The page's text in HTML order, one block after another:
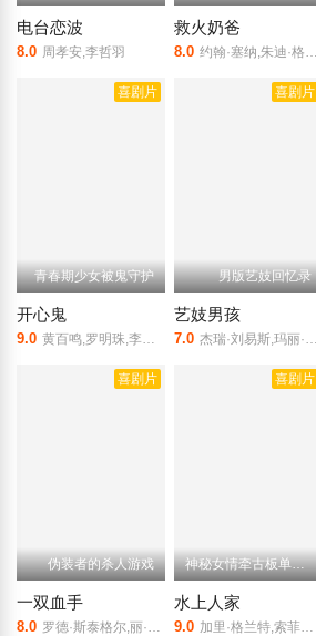
电台恋波
8.0 周孝安,李哲羽
救火奶爸
8.0 约翰·塞纳,朱迪·格雷尔
喜剧片
青春期少女被鬼守护
开心鬼
9.0 黄百鸣,罗明珠,李丽珍,高志森,杜丽莎
喜剧片
男版艺妓回忆录
艺妓男孩
7.0 杰瑞·刘易斯,玛丽·麦当劳,早川雪洲,Barton,MacLane,苏珊娜·普莱薛特
喜剧片
伪装者的杀人游戏
一双血手
8.0 罗德·斯泰格尔,丽·莱米克,乔治·席格
喜剧片
神秘女情牵古板单亲父亲
水上人家
9.0 加里·格兰特,索菲娅·罗兰,玛莎·海尔,哈里·古蒂诺